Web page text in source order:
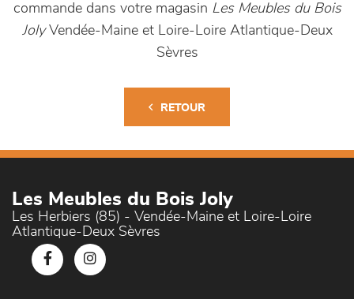
commande dans votre magasin Les Meubles du Bois
JolyVendée-Maine et Loire-Loire Atlantique-Deux
Sèvres
RETOUR
Les Meubles du Bois Joly
Les Herbiers (85) - Vendée-Maine et Loire-Loire
Atlantique-Deux Sèvres